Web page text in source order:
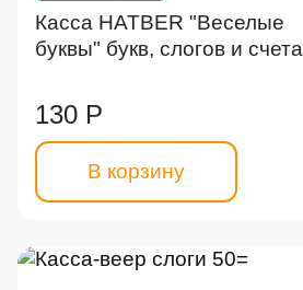
Касса HATBER "Веселые
буквы" букв, слогов и счета
130 Р
В корзину